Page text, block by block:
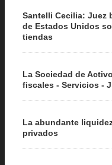
Santelli Cecilia: Juez
de Estados Unidos
tiendas
La Sociedad de
fiscales - Servicios -
La abundante
privados